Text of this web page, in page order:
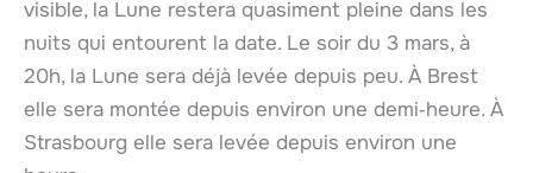
visible, la Lune restera quasiment pleine dans les
nuits qui entourent la date. Le soir du 3 mars, à
20h, la Lune sera déjà levée depuis peu. À Brest
elle sera montée depuis environ une demi‑heure. À
Strasbourg elle sera levée depuis environ une